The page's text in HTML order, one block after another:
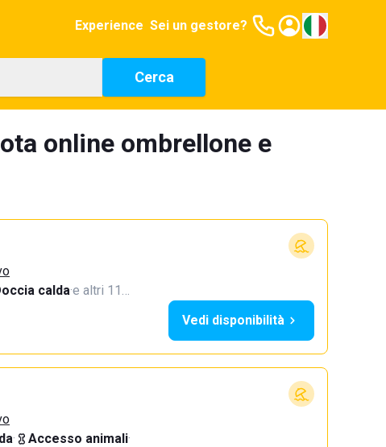
Experience Sei un gestore?
Cerca
online ombrellone e
calda·e altri 11…
Vedi disponibilità
· Accesso animali·